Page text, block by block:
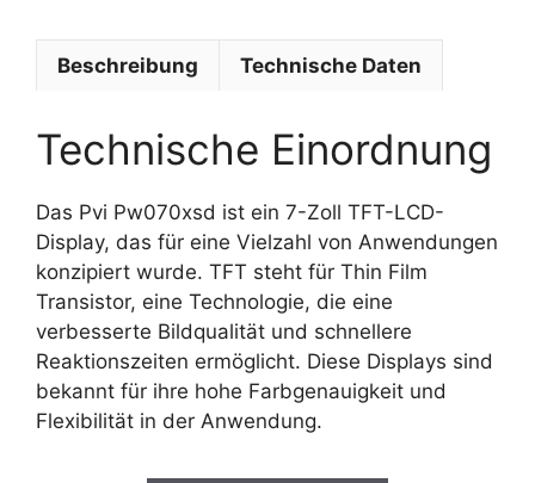
Beschreibung Technische Daten
Technische Einordnung
Das Pvi Pw070xsd ist ein 7-Zoll TFT-LCD-
Display, das für eine Vielzahl von Anwendungen
konzipiert wurde. TFT steht für Thin Film
Transistor, eine Technologie, die eine
verbesserte Bildqualität und schnellere
Reaktionszeiten ermöglicht. Diese Displays sind
bekannt für ihre hohe Farbgenauigkeit und
Flexibilität in der Anwendung.